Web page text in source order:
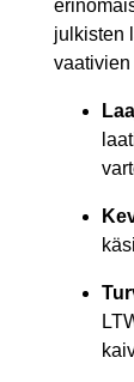
julkisten